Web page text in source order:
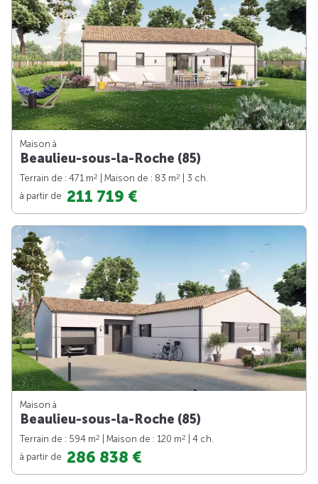
Maison à
Beaulieu-sous-la-Roche (85)
Terrain de : 471 m2 | Maison de : 83 m2
| 3 ch.
à partir de 211 719 €
Maison à
Beaulieu-sous-la-Roche (85)
Terrain de : 594 m2 | Maison de : 120 m2
| 4 ch.
à partir de 286 838 €